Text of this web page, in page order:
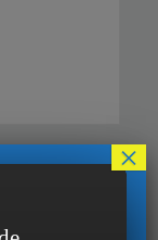
um ihre
gebildet.
×